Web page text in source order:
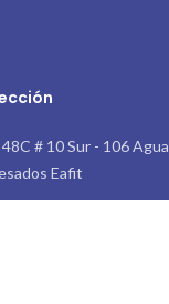
# 10 Sur - 106
Eafit